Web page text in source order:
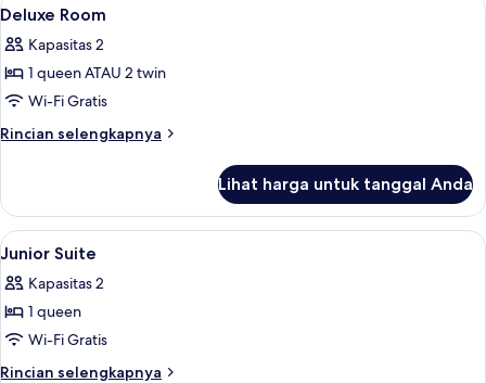
1
Tidur
King
semua
foto
untuk
Deluxe
Room
5
Deluxe Room
Kapasitas 2
1 queen ATAU 2 twin
Wi-Fi Gratis
Rincian selengkapnya
Rincian
Deluxe
Room
Lihat harga untuk tanggal Anda
Lihat
semua
foto
untuk
Junior
Suite
Minibar, brankas, kedap suara, dan
4
Junior Suite
Kapasitas 2
1 queen
Wi-Fi Gratis
Rincian selengkapnya
Rincian